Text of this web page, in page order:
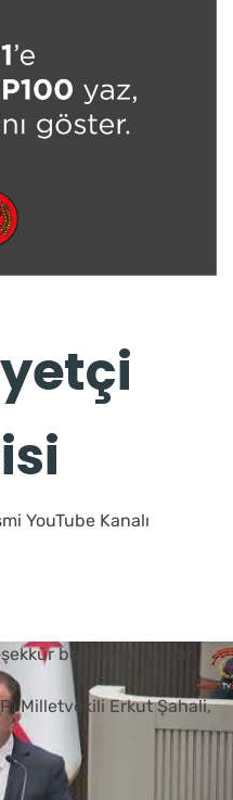
YouTube Kanalı
borcumuz vardır
Milletvekili Erkut Şahali,